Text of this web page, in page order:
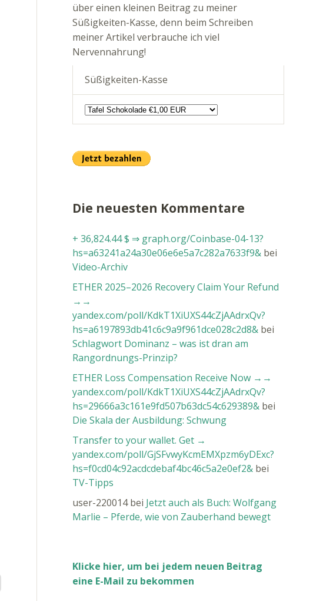
über einen kleinen Beitrag zu meiner
Süßigkeiten-Kasse, denn beim Schreiben
meiner Artikel verbrauche ich viel
Nervennahrung!
Süßigkeiten-Kasse
Die neuesten Kommentare
+ 36,824.44 $ ⇒ graph.org/Coinbase-04-13?
hs=a63241a24a30e06e6e5a7c282a7633f9&bei
Video-Archiv
ETHER 2025–2026 Recovery Claim Your Refund
→→
yandex.com/poll/KdkT1XiUXS44cZjAAdrxQv?
hs=a6197893db41c6c9a9f961dce028c2d8&bei
Schlagwort Dominanz – was ist dran am
Rangordnungs-Prinzip?
ETHER Loss Compensation Receive Now →→
yandex.com/poll/KdkT1XiUXS44cZjAAdrxQv?
hs=29666a3c161e9fd507b63dc54c629389&bei
Die Skala der Ausbildung: Schwung
Transfer to your wallet. Get →
yandex.com/poll/GjSFvwyKcmEMXpzm6yDExc?
hs=f0cd04c92acdcdebaf4bc46c5a2e0ef2&bei
TV-Tipps
user-220014bei Jetzt auch als Buch: Wolfgang
Marlie – Pferde, wie von Zauberhand bewegt
Klicke hier, um bei jedem neuen Beitrag
eine E-Mail zu bekommen